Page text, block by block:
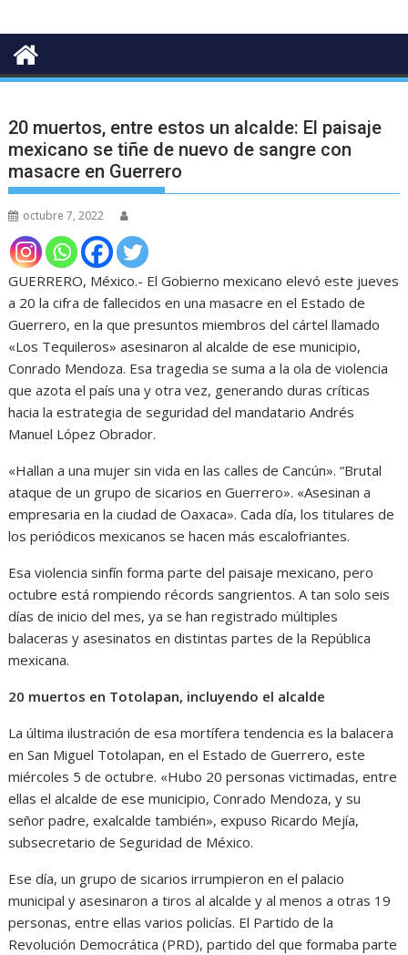
20 muertos, entre estos un alcalde: El paisaje
mexicano se tiñe de nuevo de sangre con
masacre en Guerrero
octubre 7, 2022
GUERRERO, México.- El Gobierno mexicano elevó este jueves
a 20 la cifra de fallecidos en una masacre en el Estado de
Guerrero, en la que presuntos miembros del cártel llamado
«Los Tequileros» asesinaron al alcalde de ese municipio,
Conrado Mendoza. Esa tragedia se suma a la ola de violencia
que azota el país una y otra vez, generando duras críticas
hacia la estrategia de seguridad del mandatario Andrés
Manuel López Obrador.
«Hallan a una mujer sin vida en las calles de Cancún». “Brutal
ataque de un grupo de sicarios en Guerrero». «Asesinan a
empresaria en la ciudad de Oaxaca». Cada día, los titulares de
los periódicos mexicanos se hacen más escalofriantes.
Esa violencia sinfín forma parte del paisaje mexicano, pero
octubre está rompiendo récords sangrientos. A tan solo seis
días de inicio del mes, ya se han registrado múltiples
balaceras y asesinatos en distintas partes de la República
mexicana.
20 muertos en Totolapan, incluyendo el alcalde
La última ilustración de esa mortífera tendencia es la balacera
en San Miguel Totolapan, en el Estado de Guerrero, este
miércoles 5 de octubre. «Hubo 20 personas victimadas, entre
ellas el alcalde de ese municipio, Conrado Mendoza, y su
señor padre, exalcalde también», expuso Ricardo Mejía,
subsecretario de Seguridad de México.
Ese día, un grupo de sicarios irrumpieron en el palacio
municipal y asesinaron a tiros al alcalde y al menos a otras 19
personas, entre ellas varios policías. El Partido de la
Revolución Democrática (PRD), partido del que formaba parte